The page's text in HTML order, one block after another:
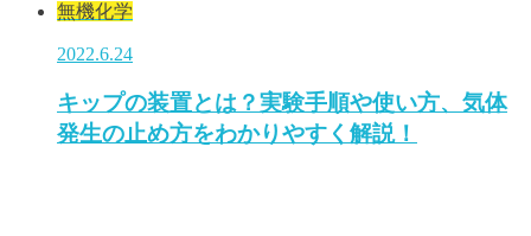
無機化学
2022.6.24
キップの装置とは？実験手順や使い方、気体
発生の止め方をわかりやすく解説！